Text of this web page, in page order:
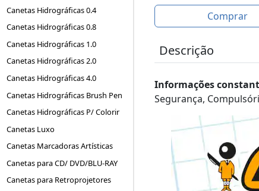
Canetas Hidrográficas 0.4
Canetas Hidrográficas 0.8
Canetas Hidrográficas 1.0
Canetas Hidrográficas 2.0
Canetas Hidrográficas 4.0
Canetas Hidrográficas Brush Pen
Canetas Hidrográficas P/ Colorir
Canetas Luxo
Canetas Marcadoras Artísticas
Canetas para CD/ DVD/BLU-RAY
Canetas para Retroprojetores
Comprar
Descrição
Informações
Segurança,